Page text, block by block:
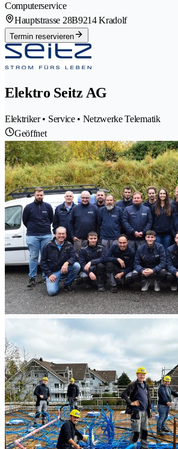
Computerservice
Hauptstrasse 28B9214 Kradolf
Termin reservieren
Elektro Seitz AG
Elektriker • Service • Netzwerke Telematik
Geöffnet